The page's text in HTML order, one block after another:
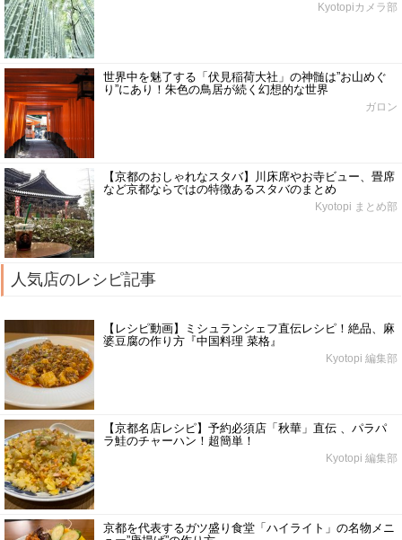
Kyotopiカメラ部
世界中を魅了する「伏見稲荷大社」の神髄は”お山めぐ
り”にあり！朱色の鳥居が続く幻想的な世界
ガロン
【京都のおしゃれなスタバ】川床席やお寺ビュー、畳席
など京都ならではの特徴あるスタバのまとめ
Kyotopi まとめ部
人気店のレシピ記事
【レシピ動画】ミシュランシェフ直伝レシピ！絶品、麻
婆豆腐の作り方『中国料理 菜格』
Kyotopi 編集部
【京都名店レシピ】予約必須店「秋華」直伝 、パラパ
ラ鮭のチャーハン！超簡単！
Kyotopi 編集部
京都を代表するガツ盛り食堂「ハイライト」の名物メニ